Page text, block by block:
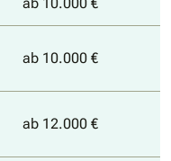
ab 10.000 €
ab 12.000 €